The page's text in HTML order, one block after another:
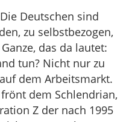
Deutschen sind
zu selbstbezogen,
das da lautet:
tun? Nicht nur zu
dem Arbeitsmarkt.
dem Schlendrian,
Z der nach 1995